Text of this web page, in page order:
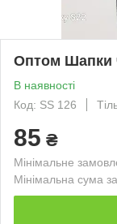
Оптом Шапки
В наявності
Код: SS 126
85 ₴
Мінімальне
Мінімальна сума